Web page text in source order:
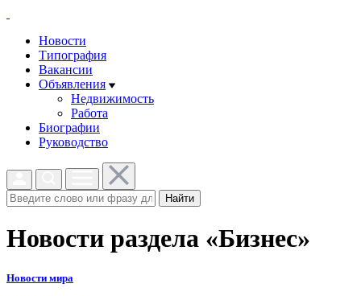
Новости
Типография
Вакансии
Объявления
Недвижимость
Работа
Биографии
Руководство
Найти
Новости раздела «Бизнес»
Новости мира